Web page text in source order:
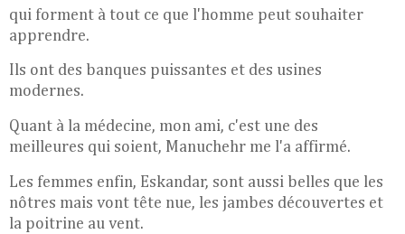
qui forment à tout ce que l'homme peut souhaiter
apprendre.
Ils ont des banques puissantes et des usines
modernes.
Quant à la médecine, mon ami, c'est une des
meilleures qui soient, Manuchehr me l'a affirmé.
Les femmes enfin, Eskandar, sont aussi belles que les
nôtres mais vont tête nue, les jambes découvertes et
la poitrine au vent.